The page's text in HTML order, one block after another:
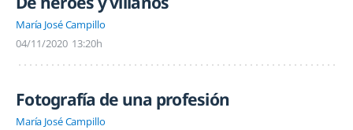
María José Campillo
04/11/2020 13:20h
Fotografía de una profesión
María José Campillo